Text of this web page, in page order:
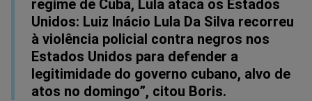
regime de Cuba, Lula ataca os Estados
Unidos: Luiz Inácio Lula Da Silva recorreu
à violência policial contra negros nos
Estados Unidos para defender a
legitimidade do governo cubano, alvo de
atos no domingo”, citou Boris.